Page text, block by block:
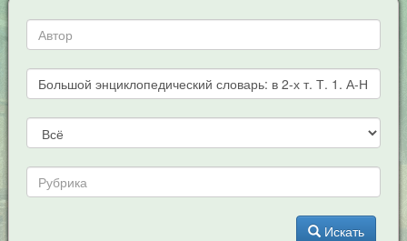
Искать